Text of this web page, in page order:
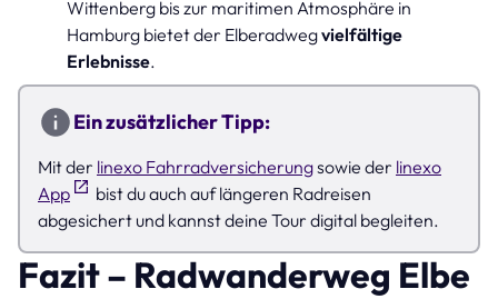
Wittenberg bis zur maritimen Atmosphäre in
Hamburg bietet der Elberadwegvielfältige
Erlebnisse.
Ein zusätzlicher Tipp:
Mit der linexo Fahrradversicherungsowie der linexo
App
bist du auch auf längeren Radreisen
abgesichert und kannst deine Tour digital begleiten.
Fazit – Radwanderweg Elbe